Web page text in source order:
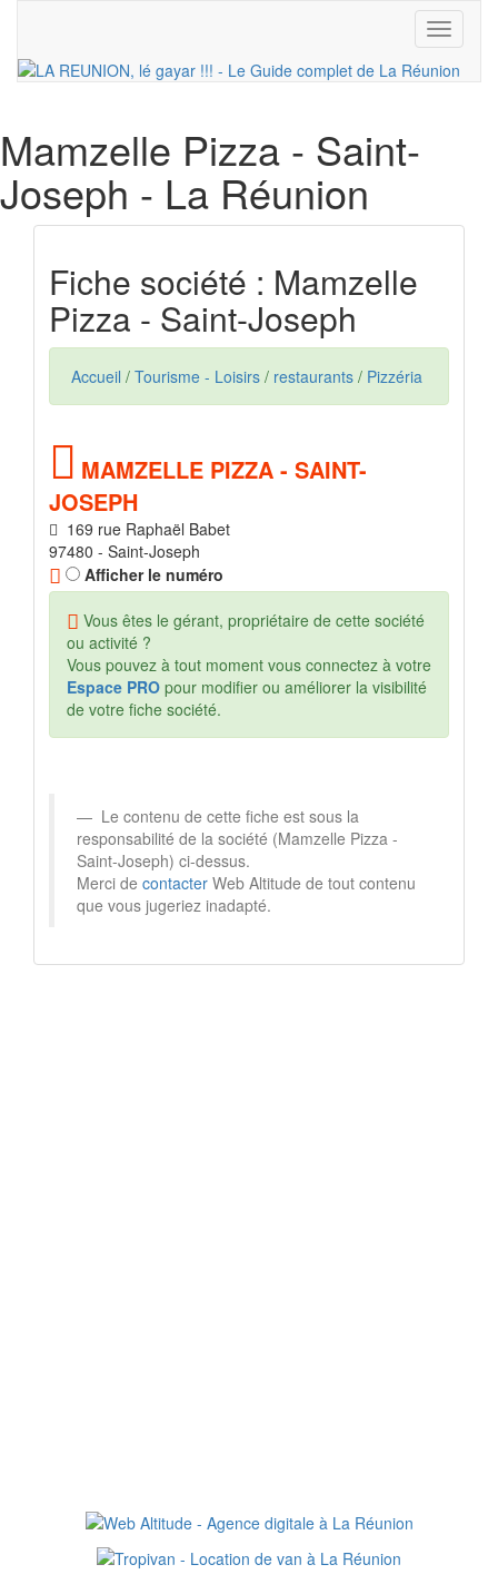
Toggle
Mamzelle Pizza - Saint-
Joseph - La Réunion
Fiche société : Mamzelle
Pizza - Saint-Joseph
Accueil / Tourisme - Loisirs / restaurants / Pizzéria
MAMZELLE PIZZA - SAINT-
JOSEPH
169 rue Raphaël Babet
97480 - Saint-Joseph
Afficher le numéro
Vous êtes le gérant, propriétaire de cette société
ou activité ?
Vous pouvez à tout moment vous connectez à votre
Espace PRO pour modifier ou améliorer la visibilité
de votre fiche société.
Le contenu de cette fiche est sous la
responsabilité de la société (Mamzelle Pizza -
Saint-Joseph) ci-dessus.
Merci de contacter Web Altitude de tout contenu
que vous jugeriez inadapté.